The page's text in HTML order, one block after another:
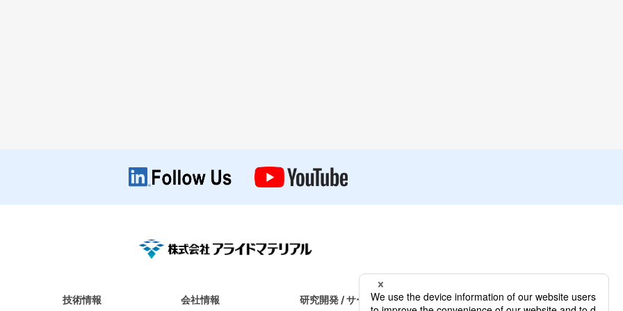
技術情報 会社情報 研究開発 / サービス 採用情報